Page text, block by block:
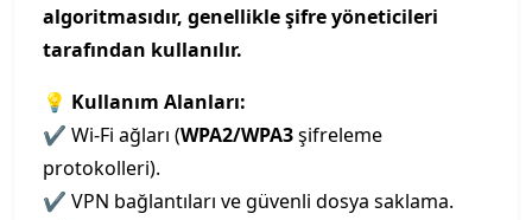
algoritmasıdır, genellikle şifre yöneticileri
tarafından kullanılır.
💡 Kullanım Alanları:
✔ Wi-Fi ağları (WPA2/WPA3şifreleme
protokolleri).
✔ VPN bağlantıları ve güvenli dosya saklama.